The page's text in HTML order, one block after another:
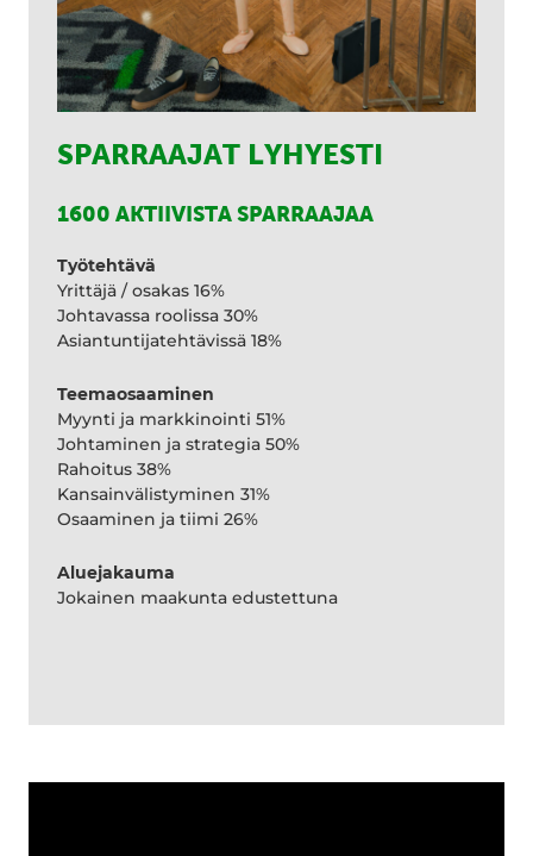
SPARRAAJAT LYHYESTI
1600 AKTIIVISTA SPARRAAJAA
Työtehtävä
Yrittäjä / osakas 16%
Johtavassa roolissa 30%
Asiantuntijatehtävissä 18%
Teemaosaaminen
Myynti ja markkinointi 51%
Johtaminen ja strategia 50%
Rahoitus 38%
Kansainvälistyminen 31%
Osaaminen ja tiimi 26%
Aluejakauma
Jokainen maakunta edustettuna